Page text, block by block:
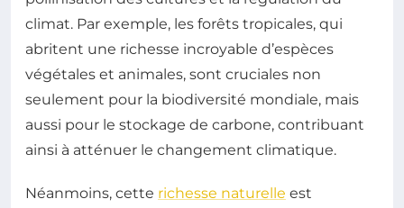
climat. Par exemple, les forêts tropicales, qui
abritent une richesse incroyable d’espèces
végétales et animales, sont cruciales non
seulement pour la biodiversité mondiale, mais
aussi pour le stockage de carbone, contribuant
ainsi à atténuer le changement climatique.
Néanmoins, cette richesse naturelle est